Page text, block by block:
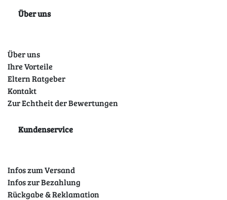
Über uns
Über uns
Ihre Vorteile
Eltern Ratgeber
Kontakt
Zur Echtheit der Bewertungen
Kundenservice
Infos zum Versand
Infos zur Bezahlung
Rückgabe & Reklamation